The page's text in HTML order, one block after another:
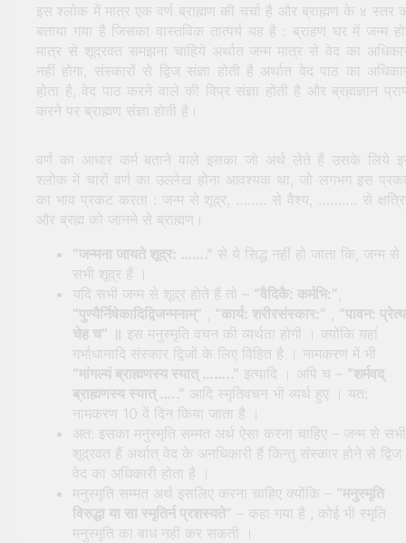
इस श्लोक में मात्र एक वर्ण ब्राह्मण की चर्चा है और ब्राह्मण के ४ स्तर
बताया गया है जिसका वास्तविक तात्पर्य यह है : ब्राहण घर में जन्म
मात्र से शूद्रवत समझना चाहिये अर्थात जन्म मात्र से वेद का
नहीं होगा, संस्कारों से द्विज संज्ञा होती है अर्थात वेद पाठ का
होता है, वेद पाठ करने वाले की विप्र संज्ञा होती है और ब्रह्मज्ञान
करने पर ब्राह्मण संज्ञा होती है।
वर्ण का आधार कर्म बताने वाले इसका जो अर्थ लेते हैं उसके लिये
श्लोक में चारों वर्ण का उल्लेख होना आवश्यक था, जो लगभग इस
का भाव प्रकट करता : जन्म से शूद्र, …….. से वैश्य, ………. से
और ब्रह्म को जानने से ब्राह्मण।
“जन्मना जायते शूद्र: …….” से ये सिद्ध नहीं हो जाता कि, जन्म से
सभी शूद्र हैं ।
यदि सभी जन्म से शूद्र होते हैं तो – “वैदिकै: कर्मभि:”
“पुण्यैर्निषेकादिद्विजन्मनाम्”
“कार्य: शरीरसंस्कार:”
“पावन: प्रेत्य
चेह च” ॥ इस मनुस्मृति वचन की व्यर्थता होगी । क्योंकि यहां
गर्भाधानादि संस्कार द्विजों के लिए विहित है । नामकरण में भी
“मांगल्यं ब्राह्मणस्य स्यात् ……..” इत्यादि । अपि च – “शर्मवद्
ब्राह्मणस्य स्यात् …..” आदि स्मृतिवचन भी व्यर्थ हुए । यत:
नामकरण 10 वें दिन किया जाता है ।
अत: इसका मनुस्मृति सम्मत अर्थ ऐसा करना चाहिए – जन्म से सभी
शूद्रवत हैं अर्थात् वेद के अनधिकारी हैं किन्तु संस्कार होने से द्विज
वेद का अधिकारी होता है ।
मनुस्मृति सम्मत अर्थ इसलिए करना चाहिए क्योंकि – “मनुस्मृति
विरुद्धा या सा स्मृतिर्न प्रशस्यते” – कहा गया है , कोई भी स्मृति
मनुस्मृति का बाध नहीं कर सकती ।